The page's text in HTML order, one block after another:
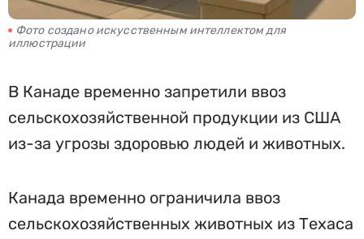
Фото создано искусственным интеллектом для
иллюстрации
В Канаде временно запретили ввоз
сельскохозяйственной продукции из США
из-за угрозы здоровью людей и животных.
Канада временно ограничила ввоз
сельскохозяйственных животных из Техаса